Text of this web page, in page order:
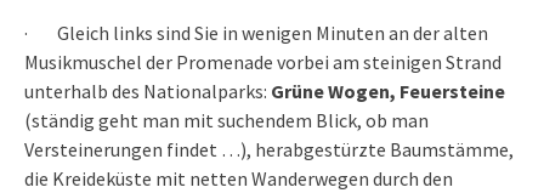
·
Gleich links sind Sie in wenigen Minuten an der alten
Musikmuschel der Promenade vorbei am steinigen Strand
unterhalb des Nationalparks: Grüne Wogen, Feuersteine
(ständig geht man mit suchendem Blick, ob man
Versteinerungen findet …), herabgestürzte Baumstämme,
die Kreideküste mit netten Wanderwegen durch den